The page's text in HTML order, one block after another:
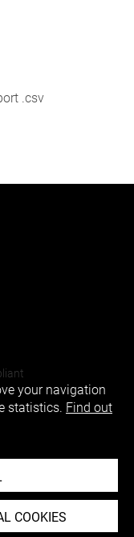
.csv
your navigation
statistics. Find out
COOKIES